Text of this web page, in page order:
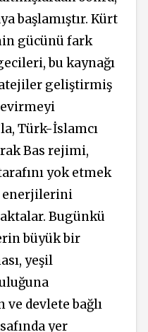
başlamıştır. Kürt
gücünü fark
bu kaynağı
geliştirmiş
Türk-İslamcı
Bas rejimi,
yok etmek
enerjilerini
Bugünkü
büyük bir
yeşil
ve devlete bağlı
yer